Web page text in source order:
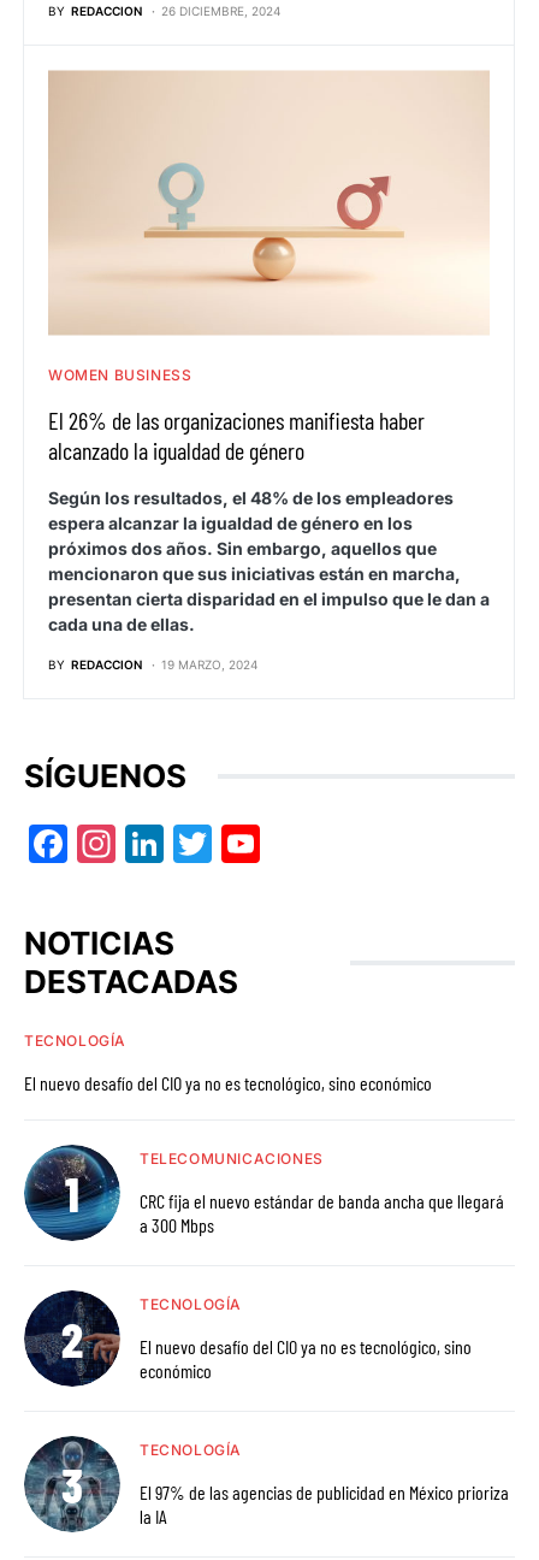
BY REDACCION 26 DICIEMBRE, 2024
WOMEN BUSINESS
El 26% de las organizaciones manifiesta haber
alcanzado la igualdad de género
Según los resultados, el 48% de los empleadores
espera alcanzar la igualdad de género en los
próximos dos años. Sin embargo, aquellos que
mencionaron que sus iniciativas están en marcha,
presentan cierta disparidad en el impulso que le dan a
cada una de ellas.
BY REDACCION 19 MARZO, 2024
SÍGUENOS
Facebook
Instagram
LinkedIn
Twitter
NOTICIAS
DESTACADAS
TECNOLOGÍA
El nuevo desafío del CIO ya no es tecnológico, sino económico
TELECOMUNICACIONES
CRC fija el nuevo estándar de banda ancha que llegará
a 300 Mbps
TECNOLOGÍA
El nuevo desafío del CIO ya no es tecnológico, sino
económico
TECNOLOGÍA
El 97% de las agencias de publicidad en México prioriza
la IA